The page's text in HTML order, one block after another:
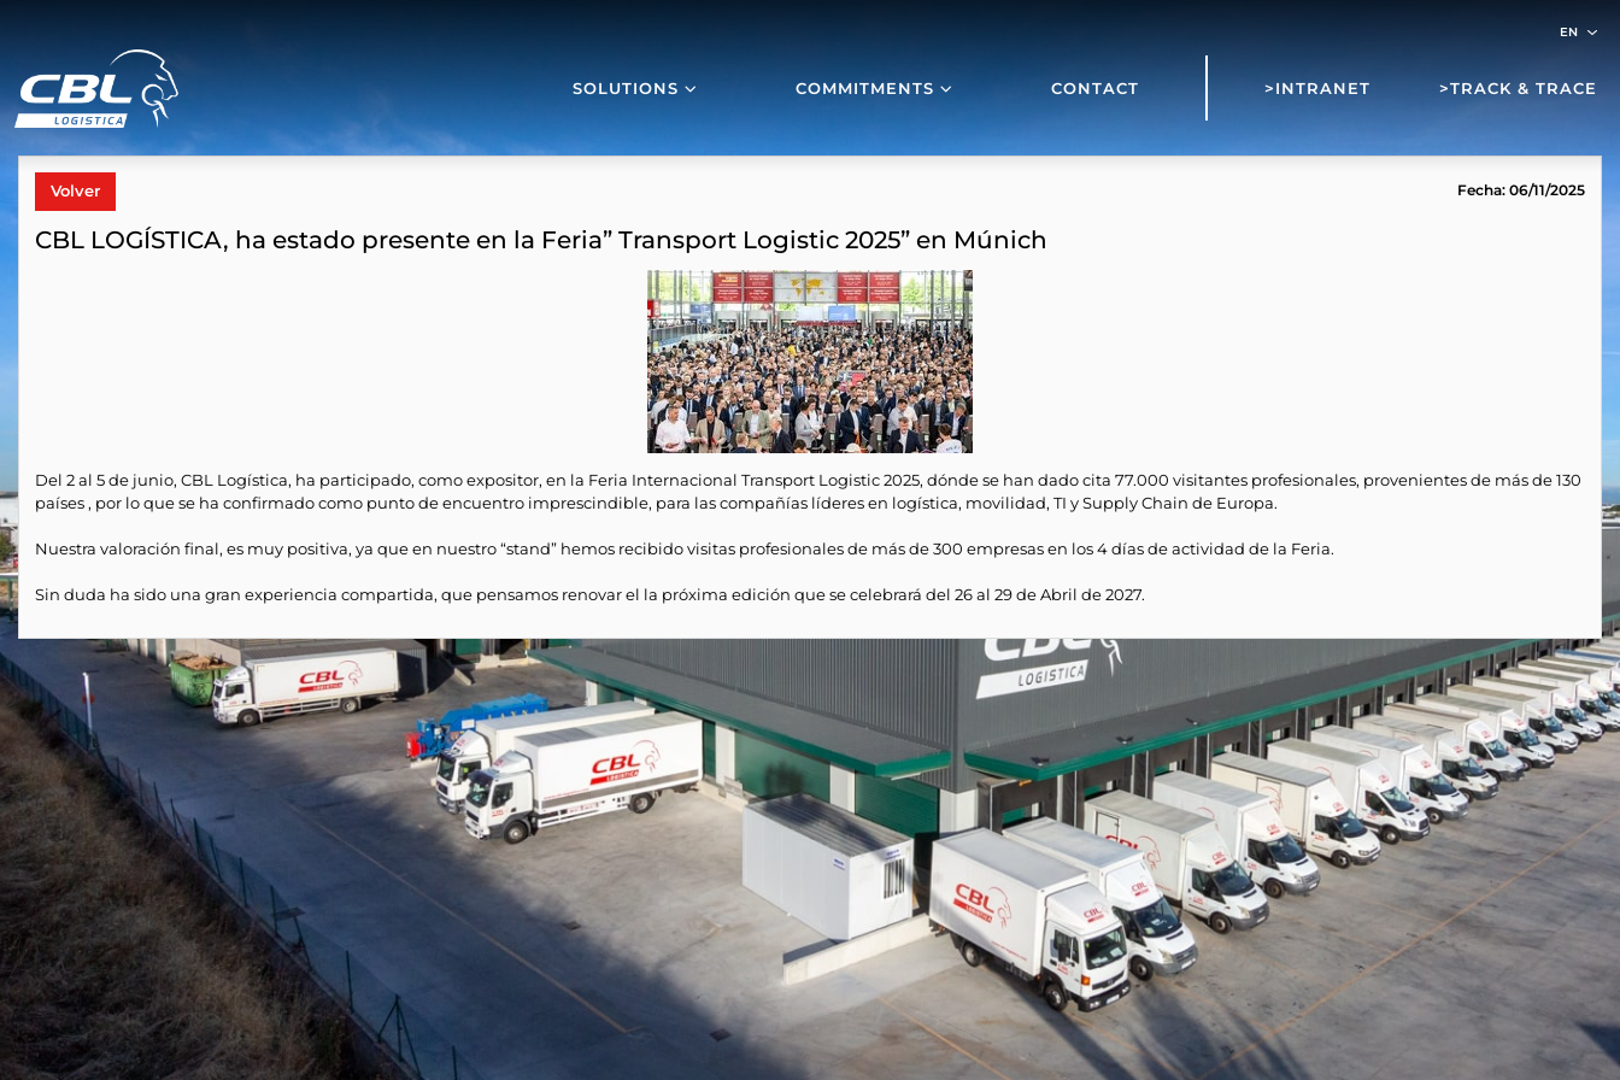
SOLUTIONS COMMITMENTS CONTACT >INTRANET >TRACK & TRACE
Volver Fecha: 06/11/2025
CBL LOGÍSTICA, ha estado presente en la Feria” Transport Logistic 2025” en Múnich
Del 2 al 5 de junio, CBL Logística, ha participado, como expositor, en la Feria Internacional Transport Logistic 2025, dónde se han dado cita 77.000 visitantes profesionales, provenientes de más de 130
países , por lo que se ha confirmado como punto de encuentro imprescindible, para las compañías líderes en logística, movilidad, TI y Supply Chain de Europa.
Nuestra valoración final, es muy positiva, ya que en nuestro “stand” hemos recibido visitas profesionales de más de 300 empresas en los 4 días de actividad de la Feria.
Sin duda ha sido una gran experiencia compartida, que pensamos renovar el la próxima edición que se celebrará del 26 al 29 de Abril de 2027.